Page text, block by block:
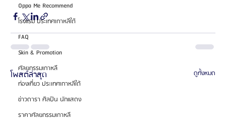
Oppa Me Recommend
โรงแรม ประเทศเกาหลีใต้
FAQ
Skin & Promotion
ศัลยกรรมเกาหลี
ท่องเที่ยว ประเทศเกาหลีใต้
ข่าวดารา ศิลปิน นักแสดง
ราคาศัลยกรรมเกาหลี
โพสต์ล่าสุด ดูทั้งหมด